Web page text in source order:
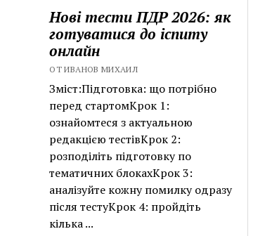
Нові тести ПДР 2026: як
готуватися до іспиту
онлайн
ОТ ИВАНОВ МИХАИЛ
Зміст:Підготовка: що потрібно
перед стартомКрок 1:
ознайомтеся з актуальною
редакцією тестівКрок 2:
розподіліть підготовку по
тематичних блокахКрок 3:
аналізуйте кожну помилку одразу
після тестуКрок 4: пройдіть
кілька ...